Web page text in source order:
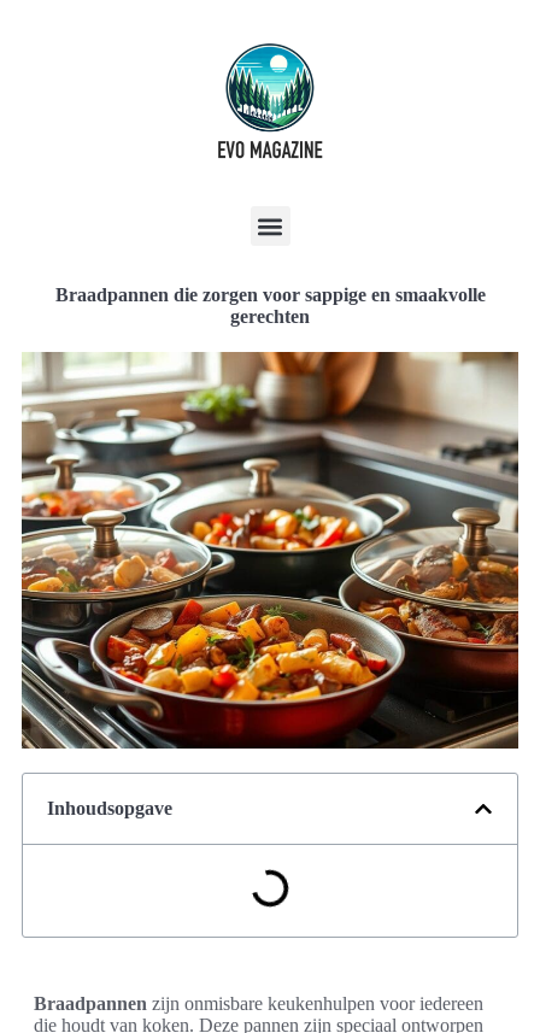
Braadpannen die zorgen voor sappige en smaakvolle
gerechten
Inhoudsopgave
Braadpannen zijn onmisbare keukenhulpen voor iedereen
die houdt van koken. Deze pannen zijn speciaal ontworpen